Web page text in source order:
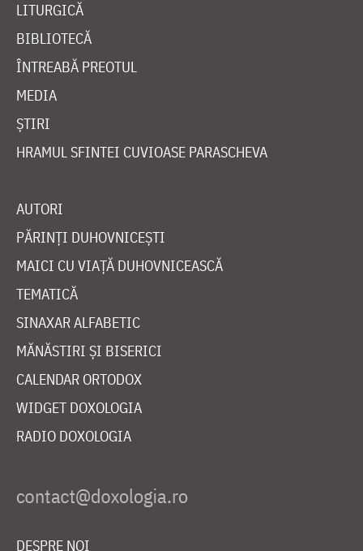
LITURGICĂ
BIBLIOTECĂ
ÎNTREABĂ PREOTUL
MEDIA
ȘTIRI
HRAMUL SFINTEI CUVIOASE PARASCHEVA
AUTORI
PĂRINȚI DUHOVNICEȘTI
MAICI CU VIAȚĂ DUHOVNICEASCĂ
TEMATICĂ
SINAXAR ALFABETIC
MĂNĂSTIRI ȘI BISERICI
CALENDAR ORTODOX
WIDGET DOXOLOGIA
RADIO DOXOLOGIA
DESPRE NOI